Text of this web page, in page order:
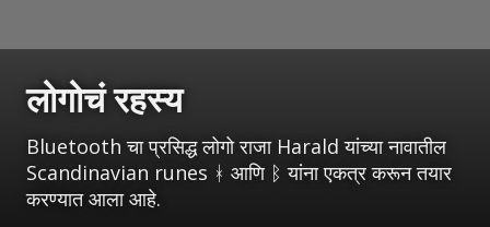
लोगोचं रहस्य
Bluetooth चा प्रसिद्ध लोगो राजा Harald यांच्या नावातील
Scandinavian runes ᚼ आणि ᛒ यांना एकत्र करून तयार
करण्यात आला आहे.